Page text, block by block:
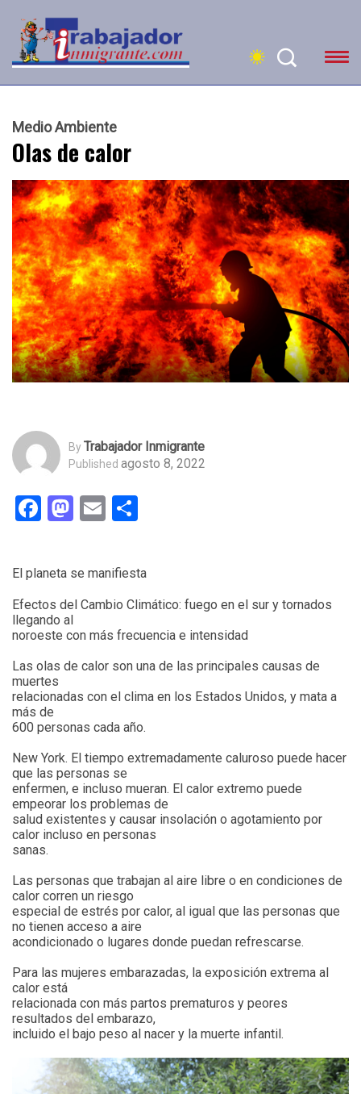
Medio Ambiente
Olas de calor
ByTrabajador Inmigrante
Published agosto 8, 2022
Facebook
Mastodon
Email
El planeta se manifiesta
Efectos del Cambio Climático: fuego en el sur y tornados
llegando al
noroeste con más frecuencia e intensidad
Las olas de calor son una de las principales causas de
muertes
relacionadas con el clima en los Estados Unidos, y mata a
más de
600 personas cada año.
New York. El tiempo extremadamente caluroso puede hacer
que las personas se
enfermen, e incluso mueran. El calor extremo puede
empeorar los problemas de
salud existentes y causar insolación o agotamiento por
calor incluso en personas
sanas.
Las personas que trabajan al aire libre o en condiciones de
calor corren un riesgo
especial de estrés por calor, al igual que las personas que
no tienen acceso a aire
acondicionado o lugares donde puedan refrescarse.
Para las mujeres embarazadas, la exposición extrema al
calor está
relacionada con más partos prematuros y peores
resultados del embarazo,
incluido el bajo peso al nacer y la muerte infantil.